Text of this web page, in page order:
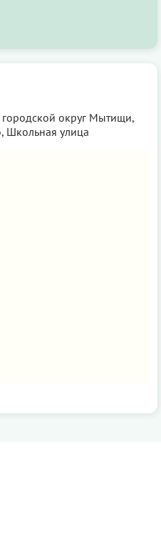
городской округ Мытищи,
Школьная улица